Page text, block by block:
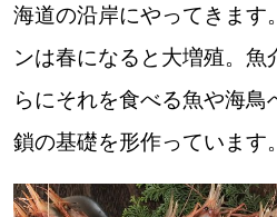
KEYWORD
Sitakke編集部あい
【いろんな価値観や生き方に触
Sitakke編集部 IKU 【ま
海道の沿岸にやってきます
ンは春になると大増殖。魚
らにそれを食べる魚や海
鎖の基礎を形作っています。